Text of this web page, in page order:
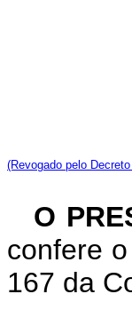
(Revogado pelo
O
confere
167 da